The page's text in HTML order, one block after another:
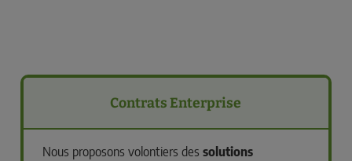
Contrats Enterprise
Nous proposons volontiers des solutions